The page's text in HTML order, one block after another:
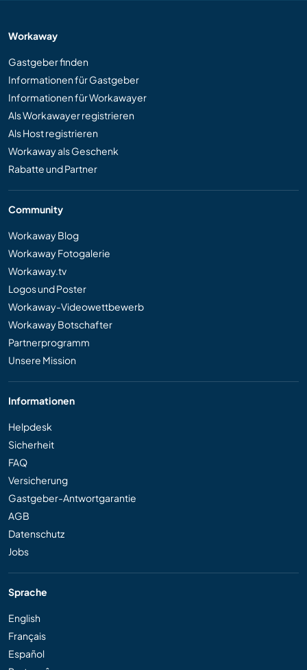
Workaway
Gastgeber finden
Informationen für Gastgeber
Informationen für Workawayer
Als Workawayer registrieren
Als Host registrieren
Workaway als Geschenk
Rabatte und Partner
Community
Workaway Blog
Workaway Fotogalerie
Workaway.tv
Logos und Poster
Workaway-Videowettbewerb
Workaway Botschafter
Partnerprogramm
Unsere Mission
Informationen
Helpdesk
Sicherheit
FAQ
Versicherung
Gastgeber-Antwortgarantie
AGB
Datenschutz
Jobs
Sprache
English
Français
Español